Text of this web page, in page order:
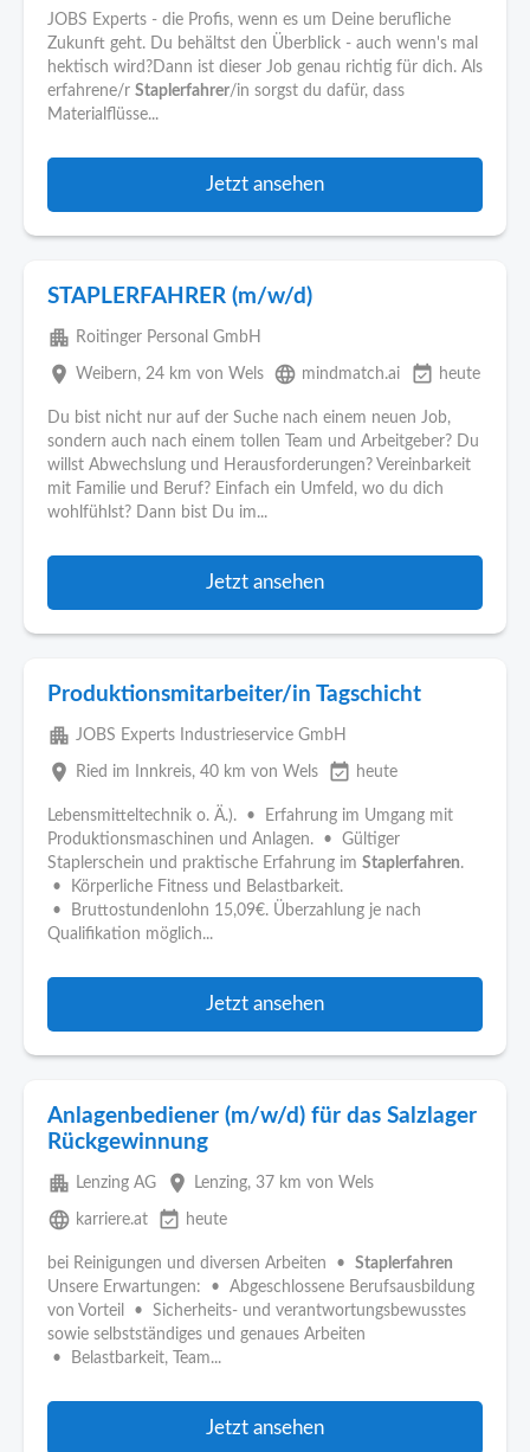
JOBS Experts - die Profis, wenn es um Deine berufliche
Zukunft geht. Du behältst den Überblick - auch wenn's mal
hektisch wird?Dann ist dieser Job genau richtig für dich. Als
erfahrene/r Staplerfahrer/in sorgst du dafür, dass
Materialflüsse...
Jetzt ansehen
STAPLERFAHRER (m/w/d)
apartment Roitinger Personal GmbH
place Weibern, 24 km von Wels language mindmatch.ai event_available heute
Du bist nicht nur auf der Suche nach einem neuen Job,
sondern auch nach einem tollen Team und Arbeitgeber? Du
willst Abwechslung und Herausforderungen? Vereinbarkeit
mit Familie und Beruf? Einfach ein Umfeld, wo du dich
wohlfühlst? Dann bist Du im...
Jetzt ansehen
Produktionsmitarbeiter/in Tagschicht
apartment JOBS Experts Industrieservice GmbH
place Ried im Innkreis, 40 km von Wels event_available heute
Lebensmitteltechnik o. Ä.). • Erfahrung im Umgang mit
Produktionsmaschinen und Anlagen. • Gültiger
Staplerschein und praktische Erfahrung im Staplerfahren.
• Körperliche Fitness und Belastbarkeit.
• Bruttostundenlohn 15,09€. Überzahlung je nach
Qualifikation möglich...
Jetzt ansehen
Anlagenbediener (m/w/d) für das Salzlager
Rückgewinnung
apartment Lenzing AG place Lenzing, 37 km von Wels
language karriere.at event_available heute
bei Reinigungen und diversen Arbeiten • Staplerfahren
Unsere Erwartungen: • Abgeschlossene Berufsausbildung
von Vorteil • Sicherheits- und verantwortungsbewusstes
sowie selbstständiges und genaues Arbeiten
• Belastbarkeit, Team...
Jetzt ansehen